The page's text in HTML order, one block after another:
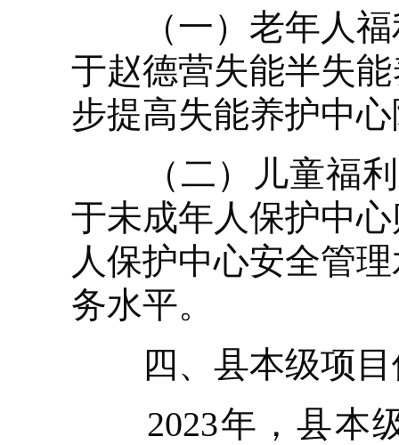
（一）老年人福
于赵德营失能半失
步提高失能养护中
（二）儿童福利
于未成年人保护中
人保护中心安全管
务水平。
四、县本级项目
2023年，县本级